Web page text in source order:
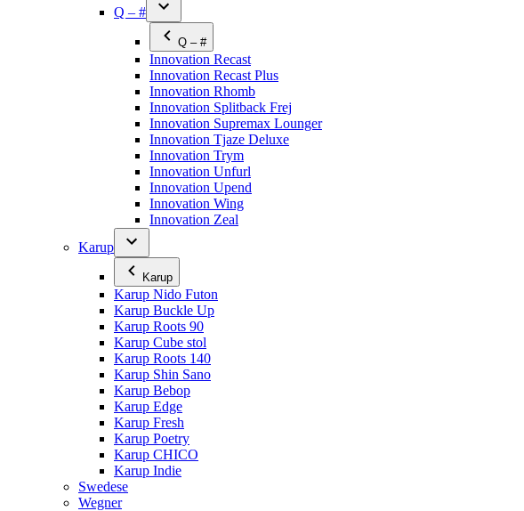
Q – #
Q – #
Innovation Recast
Innovation Recast Plus
Innovation Rhomb
Innovation Splitback Frej
Innovation Supremax Lounger
Innovation Tjaze Deluxe
Innovation Trym
Innovation Unfurl
Innovation Upend
Innovation Wing
Innovation Zeal
Karup
Karup
Karup Nido Futon
Karup Buckle Up
Karup Roots 90
Karup Cube stol
Karup Roots 140
Karup Shin Sano
Karup Bebop
Karup Edge
Karup Fresh
Karup Poetry
Karup CHICO
Karup Indie
Swedese
Wegner